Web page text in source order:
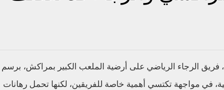
فريق الرجاء الرياضي على أرضية الملعب الكبير بمراكش، برسم
في مواجهة تكتسي أهمية خاصة للفريقين، لكنها تحمل رهانات